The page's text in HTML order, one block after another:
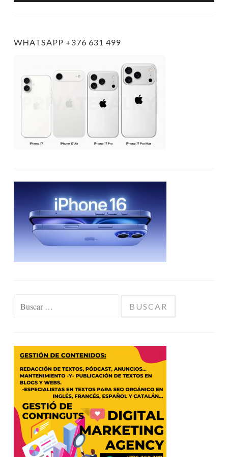
WHATSAPP +376 631 499